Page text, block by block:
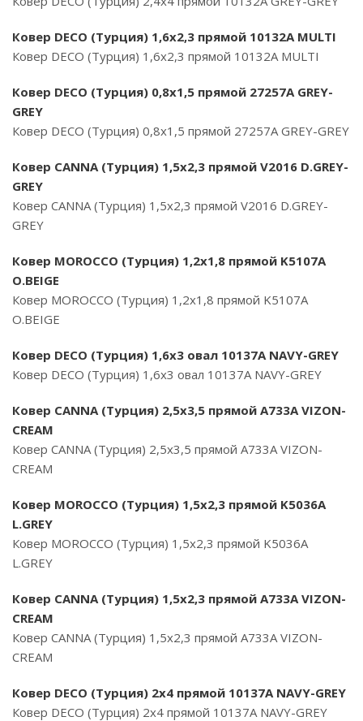
Ковер DECO (Турция) 1,6х2,3 прямой 10132A MULTI
Ковер DECO (Турция) 1,6х2,3 прямой 10132A MULTI
Ковер DECO (Турция) 0,8х1,5 прямой 27257A GREY-
GREY
Ковер DECO (Турция) 0,8х1,5 прямой 27257A GREY-GREY
Ковер CANNA (Турция) 1,5х2,3 прямой V2016 D.GREY-
GREY
Ковер CANNA (Турция) 1,5х2,3 прямой V2016 D.GREY-
GREY
Ковер MOROCCO (Турция) 1,2х1,8 прямой K5107A
O.BEIGE
Ковер MOROCCO (Турция) 1,2х1,8 прямой K5107A
O.BEIGE
Ковер DECO (Турция) 1,6х3 овал 10137A NAVY-GREY
Ковер DECO (Турция) 1,6х3 овал 10137A NAVY-GREY
Ковер CANNA (Турция) 2,5х3,5 прямой A733A VIZON-
CREAM
Ковер CANNA (Турция) 2,5х3,5 прямой A733A VIZON-
CREAM
Ковер MOROCCO (Турция) 1,5х2,3 прямой K5036A
L.GREY
Ковер MOROCCO (Турция) 1,5х2,3 прямой K5036A
L.GREY
Ковер CANNA (Турция) 1,5х2,3 прямой A733A VIZON-
CREAM
Ковер CANNA (Турция) 1,5х2,3 прямой A733A VIZON-
CREAM
Ковер DECO (Турция) 2х4 прямой 10137A NAVY-GREY
Ковер DECO (Турция) 2х4 прямой 10137A NAVY-GREY